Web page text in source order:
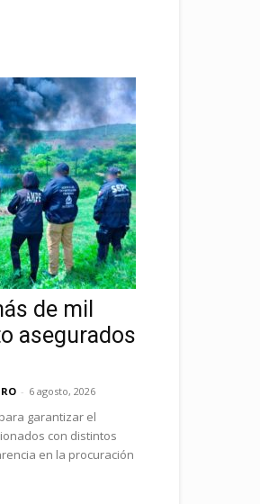
de mil
asegurados
- 6 agosto, 2026
garantizar el
con distintos
en la procuración